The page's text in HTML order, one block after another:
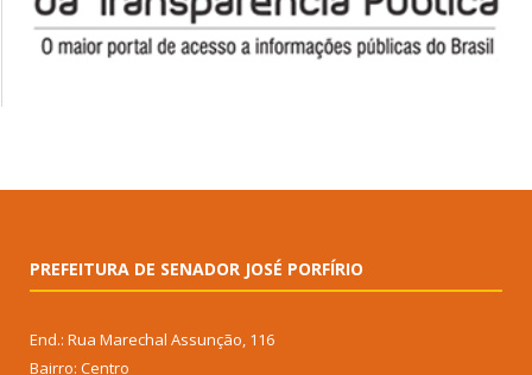
PREFEITURA DE SENADOR JOSÉ PORFÍRIO
End.: Rua Marechal Assunção, 116
Bairro: Centro